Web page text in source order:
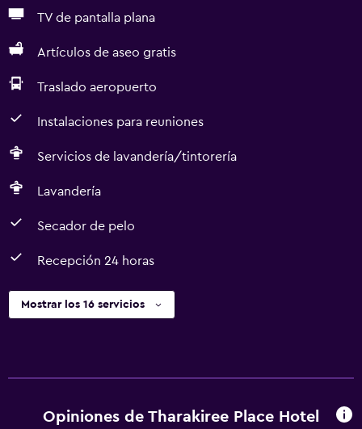
TV de pantalla plana
Artículos de aseo gratis
Traslado aeropuerto
Instalaciones para reuniones
Servicios de lavandería/tintorería
Lavandería
Secador de pelo
Recepción 24 horas
Mostrar los 16 servicios
Opiniones de Tharakiree Place Hotel